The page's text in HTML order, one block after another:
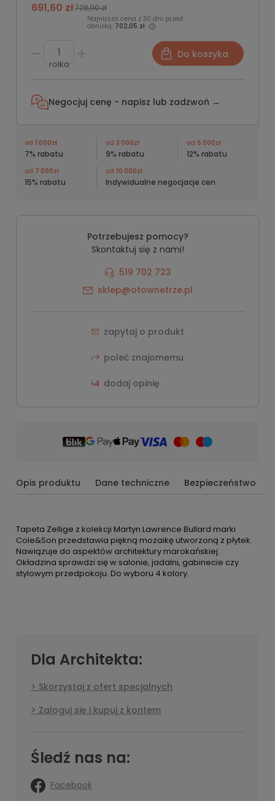
691,60 zł728,00 zł
Najniższa cena z 30 dni przed
obniżką: 702,05 zł
rolka
Do koszyka
Negocjuj cenę - napisz lub zadzwoń →
od 1 000zł
7% rabatu
od 3 000zł
9% rabatu
od 5 000zł
12% rabatu
od 7 000zł
15% rabatu
od 10 000zł
Indywidualne negocjacje cen
Potrzebujesz pomocy?
Skontaktuj się z nami!
519 702 723
sklep@otownetrze.pl
zapytaj o produkt
poleć znajomemu
dodaj opinię
Opis produktu Dane techniczne Bezpieczeństwo
Tapeta Zellige z kolekcji Martyn Lawrence Bullard marki
Cole&Son przedstawia piękną mozaikę utworzoną z płytek.
Nawiązuje do aspektów architektury marokańskiej.
Okładzina sprawdzi się w salonie, jadalni, gabinecie czy
stylowym przedpokoju. Do wyboru 4 kolory.
Dla Architekta:
Skorzystaj z ofert specjalnych
Zaloguj się i kupuj z kontem
Śledź nas na:
Facebook